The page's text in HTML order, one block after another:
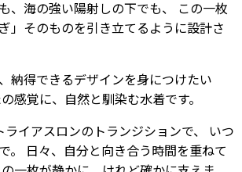
、海の強い陽射しの下でも、 この一枚
」そのものを引き立てるように設計さ
納得できるデザインを身につけたい
覚に、自然と馴染む水着です。
イアスロンのトランジションで、 いつ
。 日々、自分と向き合う時間を重ねて